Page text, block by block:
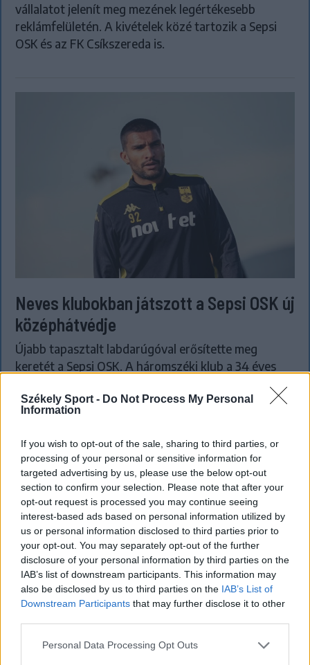
Székely Sport - Do Not Process My Personal
Information
If you wish to opt-out of the sale, sharing to third parties, or
processing of your personal or sensitive information for
targeted advertising by us, please use the below opt-out
section to confirm your selection. Please note that after your
opt-out request is processed you may continue seeing
interest-based ads based on personal information utilized by
us or personal information disclosed to third parties prior to
your opt-out. You may separately opt-out of the further
disclosure of your personal information by third parties on the
IAB’s list of downstream participants. This information may
also be disclosed by us to third parties on the IAB’s List of
Downstream Participants that may further disclose it to other
Personal Data Processing Opt Outs
vállalatot jelenít meg mezének legértékesebb
reklámfelületén. A kivételek közé tartozik a Sepsi
OSK és az FK Csíkszereda is.
Neves klubokban játszott a Sepsi OSK új
középhátvédje
Újabb tapasztalt labdarúgóval erősítette meg
keretét a Sepsi OSK. A háromszéki klub a 34 éves
Lindsay Rose-t szerződtette, aki korábban többek
között az Olympique Lyon és a Legia Warszawa
színeiben is futballozott.